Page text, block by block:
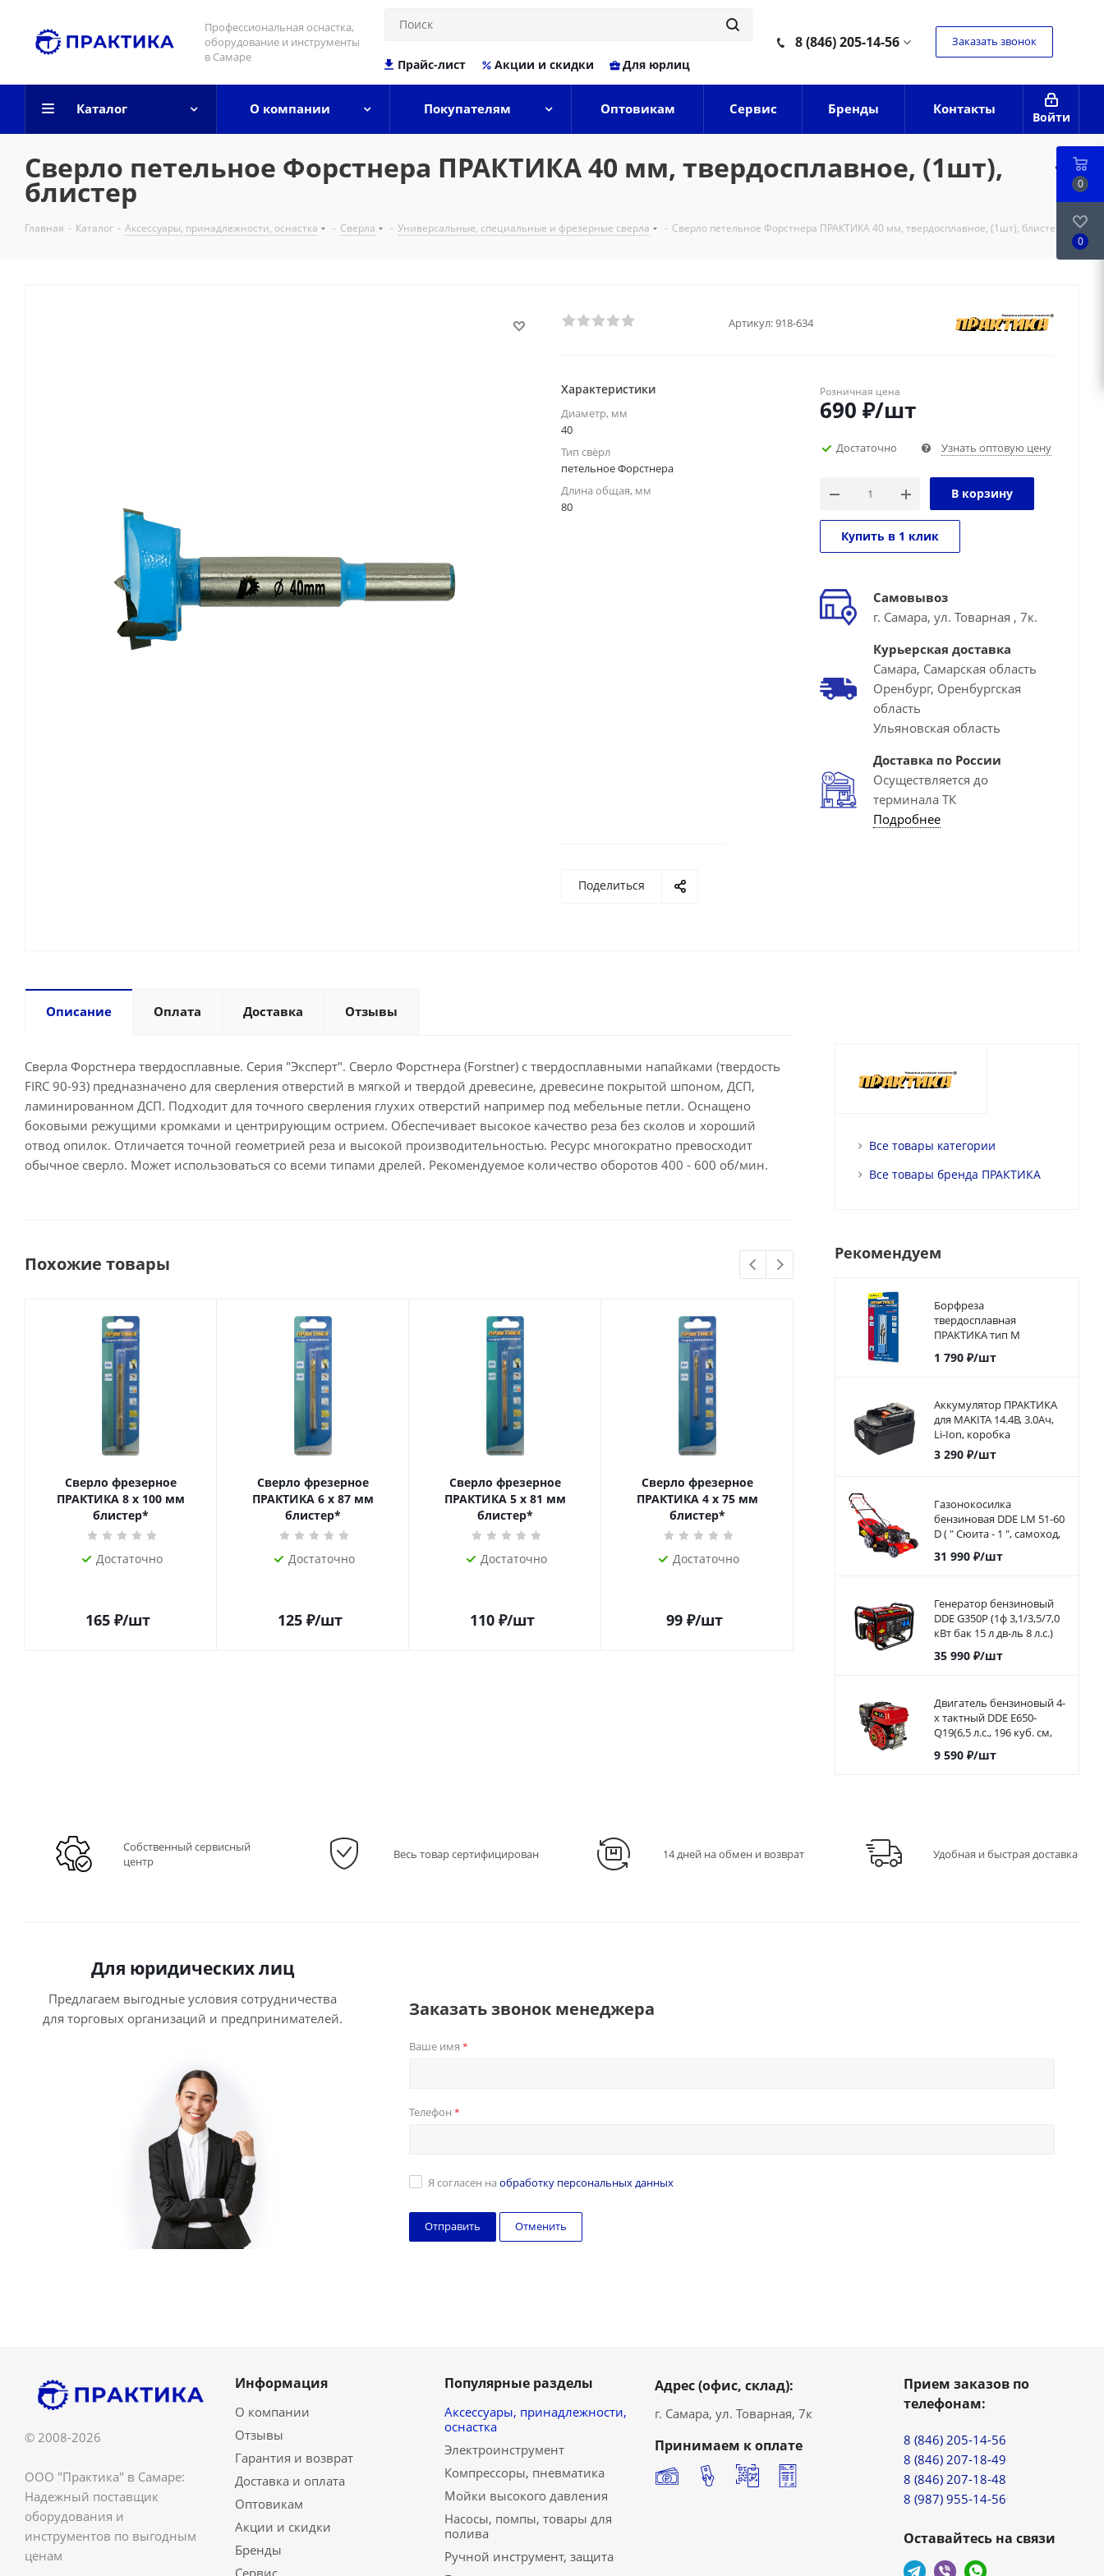
Профессиональная оснастка,
оборудование и инструменты
в Самаре
Прайс-лист Акции и скидки Для юрлиц
8 (846) 205-14-56 Заказать звонок
Войти
Каталог О компании Покупателям Оптовикам Сервис Бренды Контакты
Сверло петельное Форстнера ПРАКТИКА 40 мм, твердосплавное, (1шт),
блистер
Главная - Каталог - Аксессуары, принадлежности, оснастка - Сверла - Универсальные, специальные и фрезерные сверла - Сверло петельное Форстнера ПРАКТИКА 40 мм, твердосплавное, (1шт), блистер
Артикул:918-634
Характеристики
Диаметр, мм
40
Тип свёрл
петельное Форстнера
Длина общая, мм
80
Розничная цена
690 ₽/шт
Достаточно Узнать оптовую цену
В корзину
Купить в 1 клик
Самовывоз
г. Самара, ул. Товарная , 7к.
Курьерская доставка
Самара, Самарская область
Оренбург, Оренбургская
область
Ульяновская область
Доставка по России
Осуществляется до
терминала ТК
Подробнее
Поделиться
Описание Оплата Доставка Отзывы
Сверла Форстнера твердосплавные. Серия "Эксперт". Сверло Форстнера (Forstner) с твердосплавными напайками (твердость
FIRC 90-93) предназначено для сверления отверстий в мягкой и твердой древесине, древесине покрытой шпоном, ДСП,
ламинированном ДСП. Подходит для точного сверления глухих отверстий например под мебельные петли. Оснащено
боковыми режущими кромками и центрирующим острием. Обеспечивает высокое качество реза без сколов и хороший
отвод опилок. Отличается точной геометрией реза и высокой производительностью. Ресурс многократно превосходит
обычное сверло. Может использоваться со всеми типами дрелей. Рекомендуемое количество оборотов 400 - 600 об/мин.
Похожие товары
Сверло фрезерное
ПРАКТИКА 8 х 100 мм
блистер*
Достаточно
165 ₽/шт
Сверло фрезерное
ПРАКТИКА 6 х 87 мм
блистер*
Достаточно
125 ₽/шт
Сверло фрезерное
ПРАКТИКА 5 х 81 мм
блистер*
Достаточно
110 ₽/шт
Сверло фрезерное
ПРАКТИКА 4 х 75 мм
блистер*
Достаточно
99 ₽/шт
ПРАКТИКА
твердосплавное 8 х 110
мм (1шт.) блистер, серия
Эксперт*
159₽/шт
мм (1шт.)
139
Все товары категории
Все товары бренда ПРАКТИКА
Рекомендуем
Борфреза
твердосплавная
ПРАКТИКА тип M
коническая,12 х 25 мм,
хвостовик 6 мм
1 790₽/шт
Аккумулятор ПРАКТИКА
для MAKITA 14.4В, 3.0Ач,
Li-Ion, коробка
3 290₽/шт
Газонокосилка
бензиновая DDE LM 51-60
D ( " Сюита - 1 ", самоход,
51cм, DDE 173 куб.см.,
6л.с, 60л)
31 990₽/шт
Генератор бензиновый
DDE G350P (1ф 3,1/3,5/7,0
кВт бак 15 л дв-ль 8 л.с.)
35 990₽/шт
Двигатель бензиновый 4-
х тактный DDE E650-
Q19(6,5 л.с., 196 куб. см,
выход коленвала 19,05
мм, шпонк
9 590₽/шт
Собственный сервисный
центр
Весь товар сертифицирован 14 дней на обмен и возврат Удобная и быстрая доставка
Для юридических лиц
Предлагаем выгодные условия сотрудничества
для торговых организаций и предпринимателей.
Заказать звонок менеджера
Ваше имя *
Телефон *
Я согласен на обработку персональных данных
Отменить
© 2008-2026
ООО "Практика" в Самаре:
Надежный поставщик
оборудования и
инструментов по выгодным
ценам
Информация
О компании
Отзывы
Гарантия и возврат
Доставка и оплата
Оптовикам
Акции и скидки
Бренды
Популярные разделы
Аксессуары, принадлежности,
оснастка
Электроинструмент
Компрессоры, пневматика
Мойки высокого давления
Насосы, помпы, товары для
полива
Ручной инструмент, защита
Адрес (офис, склад):
г. Самара, ул. Товарная, 7к
Принимаем к оплате
Прием заказов по
телефонам:
8 (846) 205-14-56
8 (846) 207-18-49
8 (846) 207-18-48
8 (987) 955-14-56
Оставайтесь на связи
0
0